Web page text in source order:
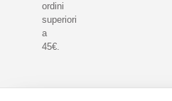
ordini
superiori
a
45€.